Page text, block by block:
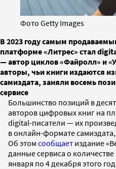
Фото Getty Images
В 2023 году самым
платформе «Литрес» стал
— автор циклов «Файролл» и
авторы, чьи книги издаются
самиздата, заняли восемь
сервисе
Большинство позиций в
авторов цифровых книг на
digital-писатели — их
в онлайн-формате
Об этом сообщает издание
данные сервиса о
января по 4 декабря этого